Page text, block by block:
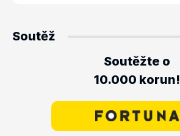
Soutěž
Soutěžte o
10.000 korun!